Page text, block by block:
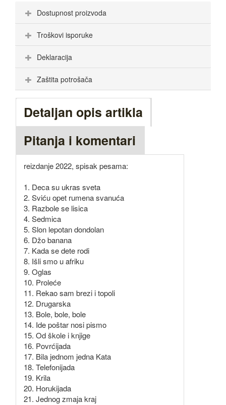
Dostupnost proizvoda
Troškovi isporuke
Deklaracija
Zaštita potrošača
Detaljan opis artikla
Pitanja i komentari
reizdanje 2022, spisak pesama:
1. Deca su ukras sveta
2. Sviću opet rumena svanuća
3. Razbole se lisica
4. Sedmica
5. Slon lepotan dondolan
6. Džo banana
7. Kada se dete rodi
8. Išli smo u afriku
9. Oglas
10. Proleće
11. Rekao sam brezi i topoli
12. Drugarska
13. Bole, bole, bole
14. Ide poštar nosi pismo
15. Od škole i knjige
16. Povrćijada
17. Bila jednom jedna Kata
18. Telefonijada
19. Krila
20. Horukijada
21. Jednog zmaja kraj